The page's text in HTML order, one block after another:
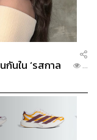
กันใน ‘รสกาล
...